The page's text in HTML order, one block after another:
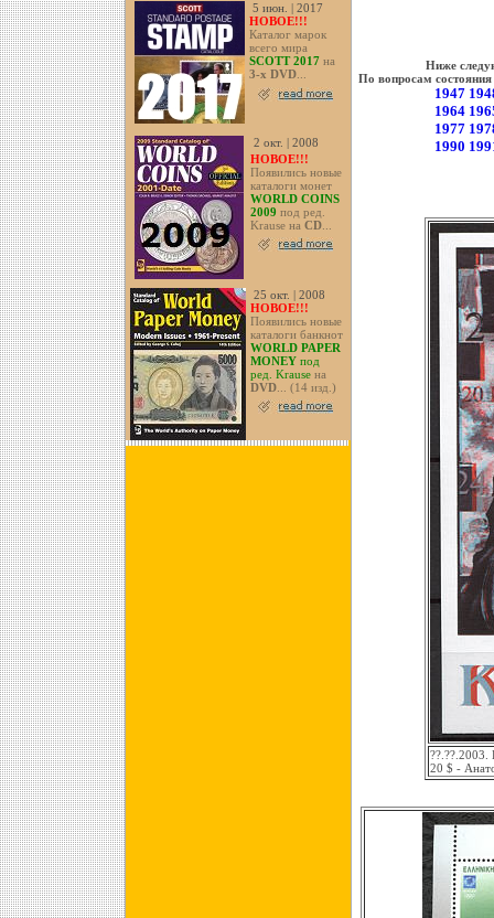
5 июн. | 2017
НОВОЕ!!!
Каталог марок
всего мира
SCOTT 2017на
3-х DVD...
2 окт. | 2008
НОВОЕ!!!
Появились новые
каталоги монет
WORLD COINS
2009 под ред.
Krause наCD
25 окт. | 2008
НОВОЕ!!!
Появились новые
каталоги банкнот
WORLD PAPER
MONEYпод
ред. Krauseна
DVD... (14 изд.)
Ниже
По вопросам
1947
1964
1977
1990
??.??.2003.
20 $ -